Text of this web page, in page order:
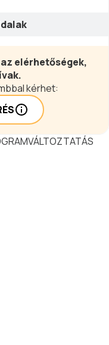
elérhetőségek,
kérhet: